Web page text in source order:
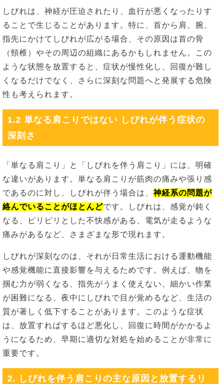
しびれは、神経が圧迫されたり、血行が悪くなったりす
ることで生じることがあります。特に、首から肩、腕、
指先にかけてしびれが広がる場合、その原因は首の骨
（頸椎）やその周辺の組織にあるかもしれません。この
ような状態を放置すると、症状が慢性化し、回復が難し
くなるだけでなく、さらに深刻な問題へと発展する危険
性も考えられます。
1.2 単なる肩こりではない しびれが伴う症状の
深刻さ
「単なる肩こり」と「しびれを伴う肩こり」には、明確
な違いがあります。単なる肩こりが筋肉の痛みや張り感
であるのに対し、しびれが伴う場合は、神経系の問題が
絡んでいることがほとんどです。しびれは、感覚が鈍く
なる、ピリピリとした不快感がある、電気が走るような
痛みがあるなど、さまざまな形で現れます。
しびれが深刻なのは、それが日常生活における運動機能
や感覚機能に直接影響を与えるためです。例えば、物を
掴む力が弱くなる、指先がうまく使えない、細かい作業
が困難になる、夜中にしびれで目が覚めるなど、生活の
質が著しく低下することがあります。このような症状
は、放置すればするほど悪化し、回復に時間がかかるよ
うになるため、早期に適切な対処を始めることが非常に
重要です。
2. しびれを伴う肩こりの主な原因と放置するリ